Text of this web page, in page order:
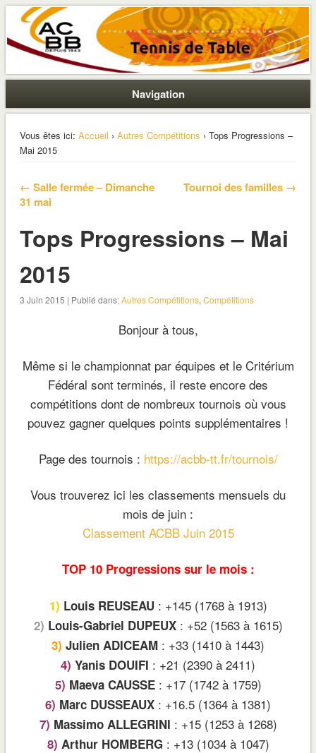
ACBB – Tennis de Table
La section ping de Boulogne
Navigation
Vous êtes ici: Accueil › Autres Compétitions › Tops Progressions –
Mai 2015
← Salle fermée – Dimanche
31 mai
Tournoi des familles →
Tops Progressions – Mai
2015
3 Juin 2015 | Publié dans:Autres Compétitions, Compétitions
Bonjour à tous,
Même si le championnat par équipes et le Critérium
Fédéral sont terminés, il reste encore des
compétitions dont de nombreux tournois où vous
pouvez gagner quelques points supplémentaires !
Page des tournois : https://acbb-tt.fr/tournois/
Vous trouverez ici les classements mensuels du
mois de juin :
Classement ACBB Juin 2015
TOP 10 Progressions sur le mois :
1) Louis REUSEAU : +145 (1768 à 1913)
2) Louis-Gabriel DUPEUX: +52 (1563 à 1615)
3) Julien ADICEAM : +33 (1410 à 1443)
4) Yanis DOUIFI : +21 (2390 à 2411)
5) Maeva CAUSSE: +17 (1742 à 1759)
6) Marc DUSSEAUX : +16.5 (1364 à 1381)
7) Massimo ALLEGRINI : +15 (1253 à 1268)
8) Arthur HOMBERG : +13 (1034 à 1047)